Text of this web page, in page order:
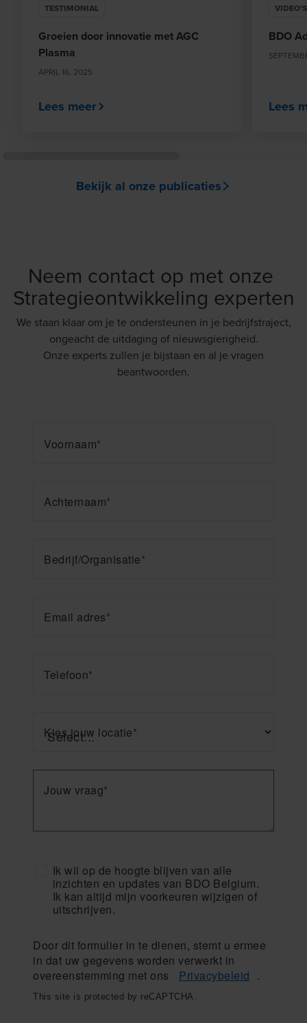
TESTIMONIAL
Groeien door innovatie met AGC
Plasma
APRIL 16, 2025
Lees meer
VIDEO'S
BDO
Lees
Bekijk al onze publicaties
Neem contact op met onze
Strategieontwikkeling experten
We staan klaar om je te ondersteunen in je bedrijfstraject,
ongeacht de uitdaging of nieuwsgierigheid.
Onze experts zullen je bijstaan en al je vragen
beantwoorden.
*
Voornaam
*
Achternaam
*
Bedrijf/Organisatie
*
Email adres
*
Telefoon
*
Kies jouw locatie
*
Jouw vraag
Ik wil op de hoogte blijven van alle
inzichten en updates van BDO Belgium.
Ik kan altijd mijn voorkeuren wijzigen of
uitschrijven.
Door dit formulier in te dienen, stemt u ermee
in dat uw gegevens worden verwerkt in
overeenstemming met ons
Privacybeleid .
This site is protected by reCAPTCHA.